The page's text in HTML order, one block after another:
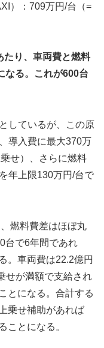
）：709万円/台（=
たり、車両費と燃料
なる。これが600台
しているが、この原
導入費に最大370万
せ）、さらに燃料
年上限130万円/台で
燃料費差はほぼ丸
台で6年間であれ
。車両費は22.2億円
せが満額で支給され
とになる。合計する
乗せ補助があれば
ことになる。